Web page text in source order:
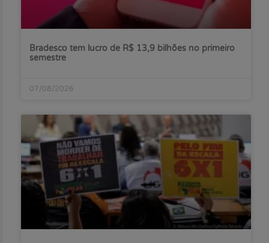
Bradesco tem lucro de R$ 13,9 bilhões no primeiro
semestre
07/08/2026